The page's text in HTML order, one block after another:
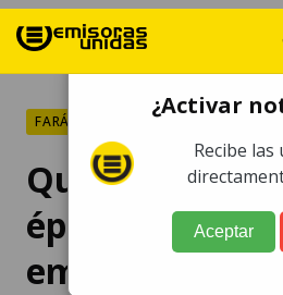
FARÁNDULA
Querido Arte
época
emotivo
¿Activar
Recibe
Aceptar